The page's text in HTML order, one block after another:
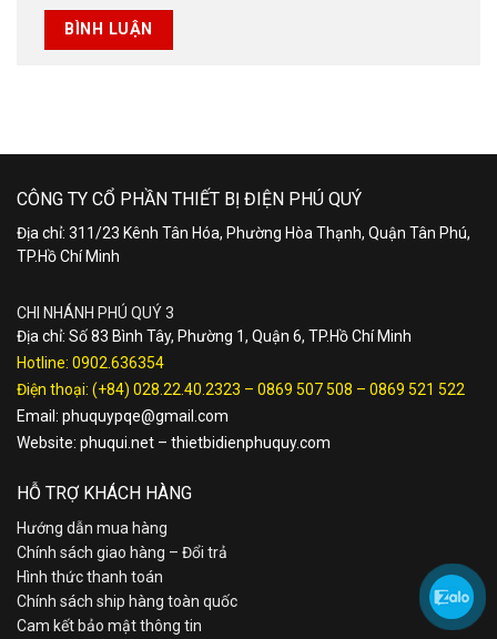
CÔNG TY CỔ PHẦN THIẾT BỊ ĐIỆN PHÚ QUÝ
Địa chỉ: 311/23 Kênh Tân Hóa, Phường Hòa Thạnh, Quận Tân Phú,
TP.Hồ Chí Minh
CHI NHÁNH PHÚ QUÝ 3
Địa chỉ: Số 83 Bình Tây, Phường 1, Quận 6, TP.Hồ Chí Minh
Hotline: 0902.636354
Điện thoại: (+84) 028.22.40.2323 – 0869 507 508 – 0869 521 522
Email: phuquypqe@gmail.com
Website: phuqui.net – thietbidienphuquy.com
HỖ TRỢ KHÁCH HÀNG
Hướng dẫn mua hàng
Chính sách giao hàng – Đổi trả
Hình thức thanh toán
Chính sách ship hàng toàn quốc
Cam kết bảo mật thông tin